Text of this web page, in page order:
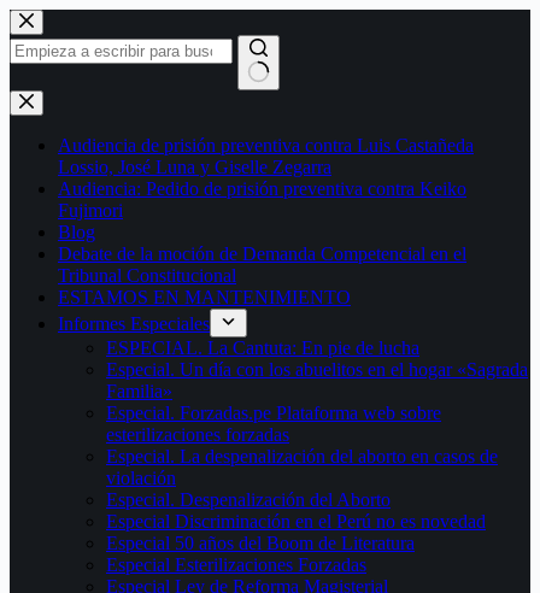
Saltar
al
contenido
Sin
resultados
Audiencia de prisión preventiva contra Luis Castañeda
Lossio, José Luna y Giselle Zegarra
Audiencia: Pedido de prisión preventiva contra Keiko
Fujimori
Blog
Debate de la moción de Demanda Competencial en el
Tribunal Constitucional
ESTAMOS EN MANTENIMIENTO
Informes Especiales
ESPECIAL. La Cantuta: En pie de lucha
Especial. Un día con los abuelitos en el hogar «Sagrada
Familia»
Especial. Forzadas.pe Plataforma web sobre
esterilizaciones forzadas
Especial. La despenalización del aborto en casos de
violación
Especial. Despenalización del Aborto
Especial Discriminación en el Perú no es novedad
Especial 50 años del Boom de Literatura
Especial Esterilizaciones Forzadas
Especial Ley de Reforma Magisterial